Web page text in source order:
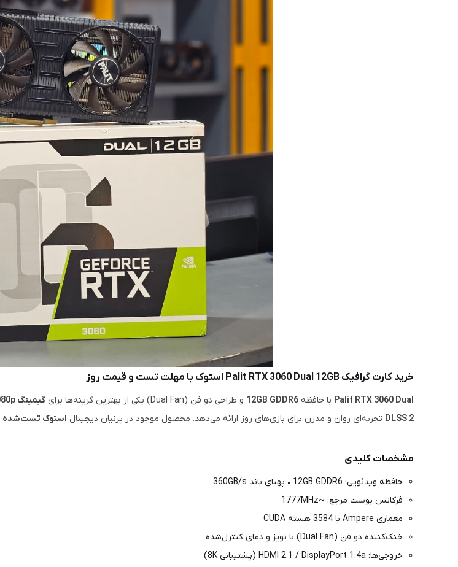
خرید کارت گرافیک Palit RTX 3060 Dual 12GB استوک با مهلت تست و قیمت روز
Palit RTX 3060 Dual با حافظه 12GB GDDR6 و طراحی دو فن (Dual Fan) یکی از بهترین گزینه‌ها برای گیمینگ 1080p
DLSS 2 تجربه‌ای روان و مدرن برای بازی‌های روز ارائه می‌دهد. محصول موجود در پرنیان دیجیتال استوک تست‌شده
مشخصات کلیدی
حافظه ویدئویی: 12GB GDDR6 • پهنای باند 360GB/s
فرکانس بوست مرجع: ~1777MHz
معماری Ampere با 3584 هسته CUDA
خنک‌کننده دو فن (Dual Fan) با نویز و دمای کنترل‌شده
خروجی‌ها: HDMI 2.1 / DisplayPort 1.4a (پشتیبانی 8K)